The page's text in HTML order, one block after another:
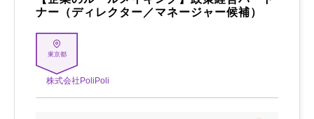
ナー（ディレクター／マネージャー候補）
東京都
株式会社PoliPoli